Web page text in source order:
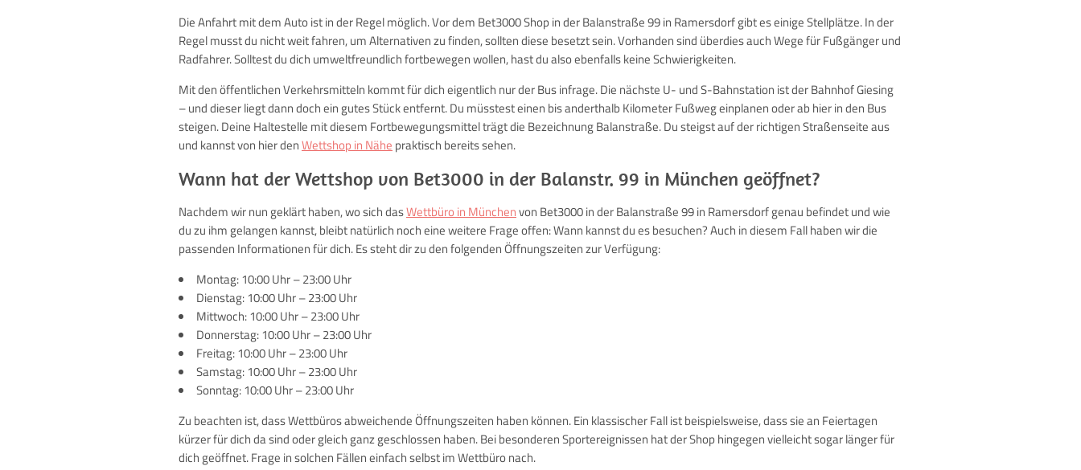
Die Anfahrt mit dem Auto ist in der Regel möglich. Vor dem Bet3000 Shop in der Balanstraße 99 in Ramersdorf gibt es einige Stellplätze. In der
Regel musst du nicht weit fahren, um Alternativen zu finden, sollten diese besetzt sein. Vorhanden sind überdies auch Wege für Fußgänger und
Radfahrer. Solltest du dich umweltfreundlich fortbewegen wollen, hast du also ebenfalls keine Schwierigkeiten.
Mit den öffentlichen Verkehrsmitteln kommt für dich eigentlich nur der Bus infrage. Die nächste U- und S-Bahnstation ist der Bahnhof Giesing
– und dieser liegt dann doch ein gutes Stück entfernt. Du müsstest einen bis anderthalb Kilometer Fußweg einplanen oder ab hier in den Bus
steigen. Deine Haltestelle mit diesem Fortbewegungsmittel trägt die Bezeichnung Balanstraße. Du steigst auf der richtigen Straßenseite aus
und kannst von hier denWettshop in Nähe praktisch bereits sehen.
Wann hat der Wettshop von Bet3000 in der Balanstr. 99 in München geöffnet?
Nachdem wir nun geklärt haben, wo sich dasWettbüro in Münchenvon Bet3000 in der Balanstraße 99 in Ramersdorf genau befindet und wie
du zu ihm gelangen kannst, bleibt natürlich noch eine weitere Frage offen: Wann kannst du es besuchen? Auch in diesem Fall haben wir die
passenden Informationen für dich. Es steht dir zu den folgenden Öffnungszeiten zur Verfügung:
Montag: 10:00 Uhr – 23:00 Uhr
Dienstag: 10:00 Uhr – 23:00 Uhr
Mittwoch: 10:00 Uhr – 23:00 Uhr
Donnerstag: 10:00 Uhr – 23:00 Uhr
Freitag: 10:00 Uhr – 23:00 Uhr
Samstag: 10:00 Uhr – 23:00 Uhr
Sonntag: 10:00 Uhr – 23:00 Uhr
Zu beachten ist, dass Wettbüros abweichende Öffnungszeiten haben können. Ein klassischer Fall ist beispielsweise, dass sie an Feiertagen
kürzer für dich da sind oder gleich ganz geschlossen haben. Bei besonderen Sportereignissen hat der Shop hingegen vielleicht sogar länger für
dich geöffnet. Frage in solchen Fällen einfach selbst im Wettbüro nach.